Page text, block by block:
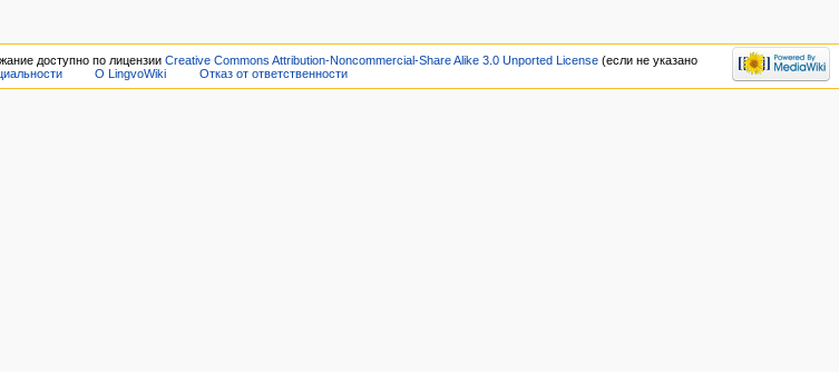
доступно по лицензииCreative Commons Attribution-Noncommercial-Share Alike 3.0 Unported License (если не указано
О LingvoWiki Отказ от ответственности